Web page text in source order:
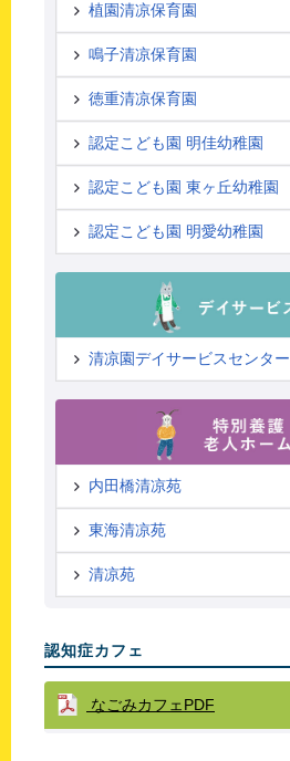
植園清凉保育園
鳴子清凉保育園
徳重清凉保育園
認定こども園 明佳幼稚園
認定こども園 東ヶ丘幼稚園
認定こども園 明愛幼稚園
清凉園デイサービスセンター
内田橋清凉苑
東海清凉苑
清凉苑
認知症カフェ
なごみカフェPDF